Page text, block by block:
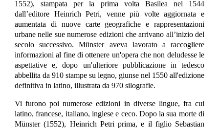
1552), stampata per la prima volta Basilea nel 1544
dall’editore Heinrich Petri, venne più volte aggiornata e
aumentata di nuove carte geografiche e rappresentazioni
urbane nelle sue numerose edizioni che arrivano all’inizio del
secolo successivo. Münster aveva lavorato a raccogliere
informazioni al fine di ottenere un'opera che non deludesse le
aspettative e, dopo un'ulteriore pubblicazione in tedesco
abbellita da 910 stampe su legno, giunse nel 1550 all'edizione
definitiva in latino, illustrata da 970 silografie.
Vi furono poi numerose edizioni in diverse lingue, fra cui
latino, francese, italiano, inglese e ceco. Dopo la sua morte di
Münster (1552), Heinrich Petri prima, e il figlio Sebastian